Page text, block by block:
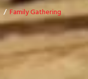
Family Gathering